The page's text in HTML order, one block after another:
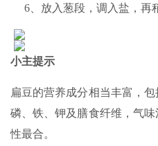
6、放入葱段，调入盐，再
小主提示
扁豆的营养成分相当丰富，
磷、铁、钾及膳食纤维，气
性最合。